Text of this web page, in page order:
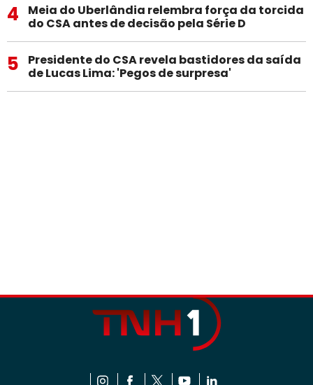
4
Meia do Uberlândia relembra força da torcida
do CSA antes de decisão pela Série D
5
Presidente do CSA revela bastidores da saída
de Lucas Lima: 'Pegos de surpresa'